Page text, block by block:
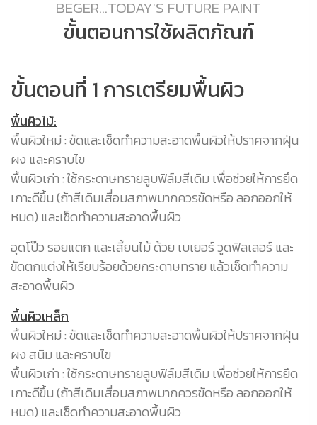
BEGER...TODAY'S FUTURE PAINT
ขั้นตอนการใช้ผลิตภัณฑ์
ขั้นตอนที่ 1 การเตรียมพื้นผิว
พื้นผิวไม้:
พื้นผิวใหม่ : ขัดและเช็ดทำความสะอาดพื้นผิวให้ปราศจากฝุ่น
ผง และคราบไข
พื้นผิวเก่า : ใช้กระดาษทรายลูบฟิล์มสีเดิม เพื่อช่วยให้การยึด
เกาะดีขึ้น (ถ้าสีเดิมเสื่อมสภาพมากควรขัดหรือ ลอกออกให้
หมด) และเช็ดทำความสะอาดพื้นผิว
อุดโป๊ว รอยแตก และเสี้ยนไม้ ด้วย เบเยอร์ วูดฟิลเลอร์ และ
ขัดตกแต่งให้เรียบร้อยด้วยกระดาษทราย แล้วเช็ดทำความ
สะอาดพื้นผิว
พื้นผิวเหล็ก
พื้นผิวใหม่ : ขัดและเช็ดทำความสะอาดพื้นผิวให้ปราศจากฝุ่น
ผง สนิม และคราบไข
พื้นผิวเก่า : ใช้กระดาษทรายลูบฟิล์มสีเดิม เพื่อช่วยให้การยึด
เกาะดีขึ้น (ถ้าสีเดิมเสื่อมสภาพมากควรขัดหรือ ลอกออกให้
หมด) และเช็ดทำความสะอาดพื้นผิว